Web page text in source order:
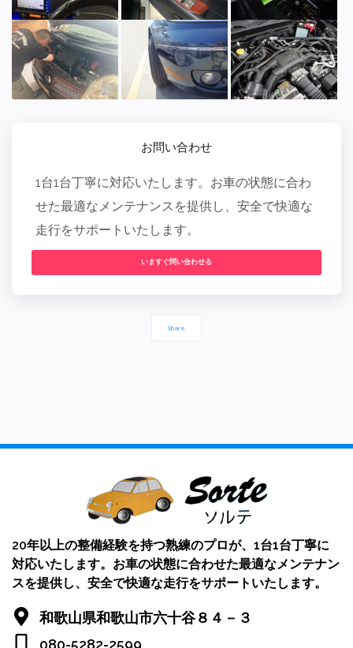
お問い合わせ
1台1台丁寧に対応いたします。お車の状態に合わ
せた最適なメンテナンスを提供し、安全で快適な
走行をサポートいたします。
いますぐ問い合わせる
Share
20年以上の整備経験を持つ熟練のプロが、1台1台丁寧に
対応いたします。お車の状態に合わせた最適なメンテナン
スを提供し、安全で快適な走行をサポートいたします。
和歌山県和歌山市六十谷８４－３